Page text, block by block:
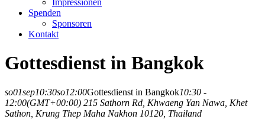
Impressionen
Spenden
Sponsoren
Kontakt
Gottesdienst in Bangkok
so01sep10:30so12:00Gottesdienst in Bangkok10:30 -
12:00(GMT+00:00) 215 Sathorn Rd, Khwaeng Yan Nawa, Khet
Sathon, Krung Thep Maha Nakhon 10120, Thailand